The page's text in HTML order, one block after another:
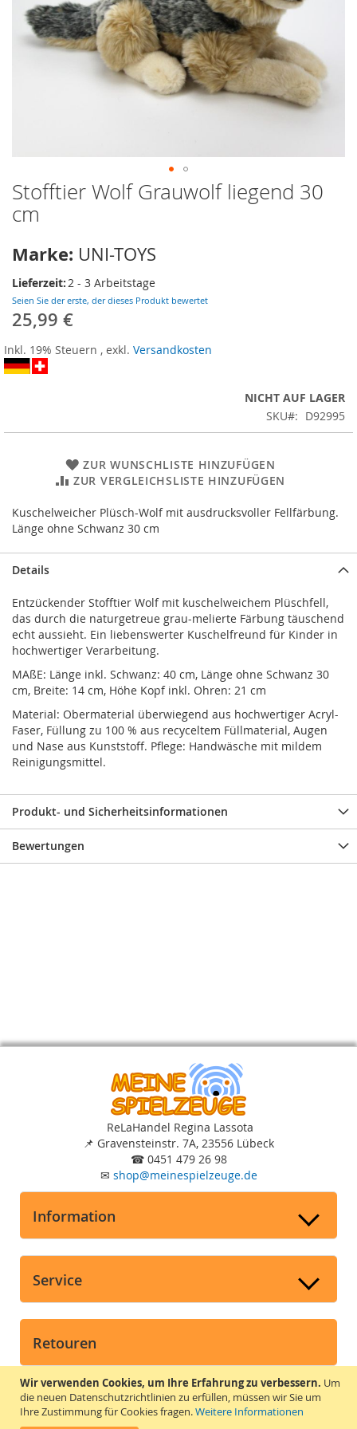
Wir verwenden Cookies, um Ihre Erfahrung zu verbessern. Um
die neuen Datenschutzrichtlinien zu erfüllen, müssen wir Sie um
Ihre Zustimmung für Cookies fragen.Weitere Informationen
Zum
Anfang
der
springen
Stofftier Wolf Grauwolf liegend 30
cm
Marke: UNI-TOYS
Lieferzeit:2 - 3 Arbeitstage
Seien Sie der erste, der dieses Produkt bewertet
25,99 €
Inkl. 19% Steuern , exkl. Versandkosten
NICHT AUF LAGER
SKU
D92995
ZUR WUNSCHLISTE HINZUFÜGEN
ZUR VERGLEICHSLISTE HINZUFÜGEN
Kuschelweicher Plüsch-Wolf mit ausdrucksvoller Fellfärbung.
Länge ohne Schwanz 30 cm
Details
Entzückender Stofftier Wolf mit kuschelweichem Plüschfell,
das durch die naturgetreue grau-melierte Färbung täuschend
echt aussieht. Ein liebenswerter Kuschelfreund für Kinder in
hochwertiger Verarbeitung.
MAßE: Länge inkl. Schwanz: 40 cm, Länge ohne Schwanz 30
cm, Breite: 14 cm, Höhe Kopf inkl. Ohren: 21 cm
Material: Obermaterial überwiegend aus hochwertiger Acryl-
Faser, Füllung zu 100 % aus recyceltem Füllmaterial, Augen
und Nase aus Kunststoff. Pflege: Handwäsche mit mildem
Reinigungsmittel.
Produkt- und Sicherheitsinformationen
Bewertungen
ReLaHandel Regina Lassota
📌 Gravensteinstr. 7A, 23556 Lübeck
☎ 0451 479 26 98
✉ shop@meinespielzeuge.de
Information
Service
Retouren
➤Widerruf und Retouren
➤Widerrufsrecht
➤Widerrufsformular